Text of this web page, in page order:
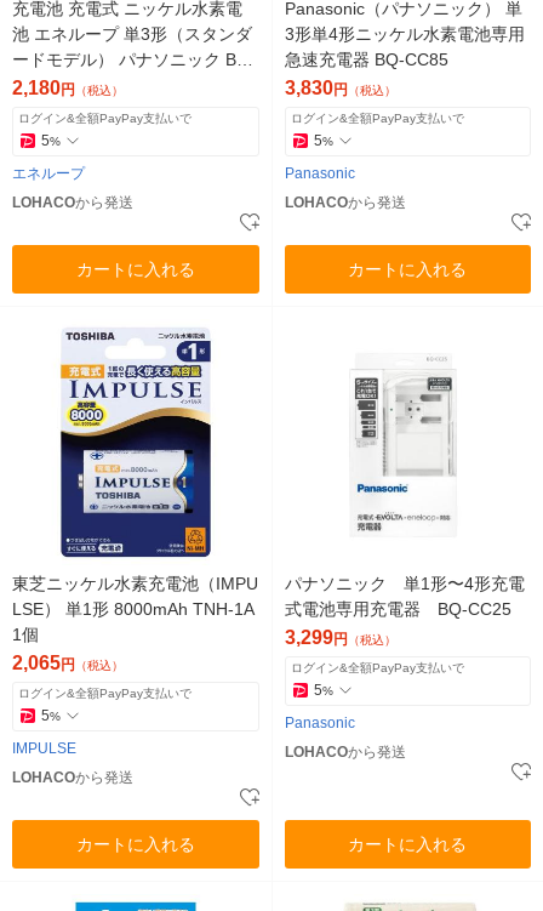
充電池 充電式 ニッケル水素電
池 エネループ 単3形（スタンダ
ードモデル） パナソニック BK-
3MCD/4H 4本パック
2,180円 （税込）
ログイン&全額PayPay支払いで
5%
エネループ
LOHACOから発送
カートに入れる
Panasonic（パナソニック） 単
3形単4形ニッケル水素電池専用
急速充電器 BQ-CC85
3,830円 （税込）
ログイン&全額PayPay支払いで
5%
Panasonic
LOHACOから発送
カートに入れる
東芝ニッケル水素充電池（IMPU
LSE） 単1形 8000mAh TNH-1A
1個
2,065円 （税込）
ログイン&全額PayPay支払いで
5%
IMPULSE
LOHACOから発送
カートに入れる
パナソニック 単1形〜4形充電
式電池専用充電器 BQ-CC25
3,299円 （税込）
ログイン&全額PayPay支払いで
5%
Panasonic
LOHACOから発送
カートに入れる